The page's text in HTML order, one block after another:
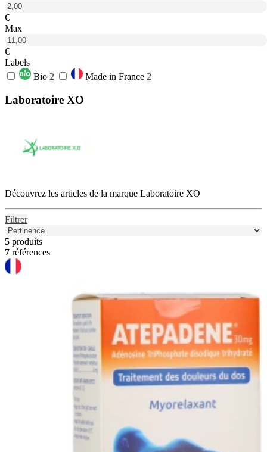
€
Max
€
Labels
Bio 2 Made in France 2
Laboratoire XO
Découvrez les articles de la marque Laboratoire XO
Filtrer
5 produits
7 références